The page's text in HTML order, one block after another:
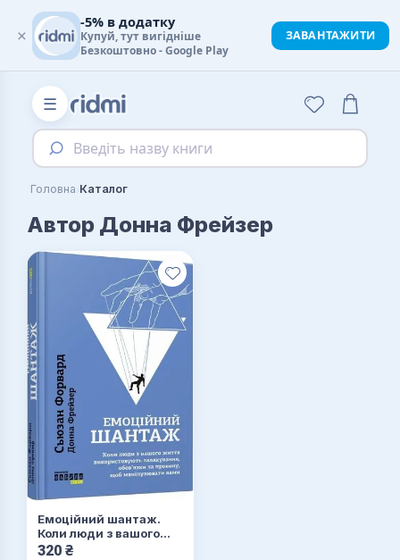
☰
Введіть назву книги
Головна›Каталог
Автор Донна Фрейзер
Емоційний шантаж.
Коли люди з вашого
життя
320 ₴
×
-5% в додатку
Купуй, тут вигідніше
Безкоштовно - Google Play
ЗАВАНТАЖИТИ